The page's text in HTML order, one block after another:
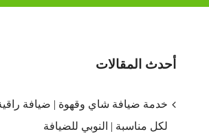
أحدث المقالات
خدمة ضيافة شاي وقهوة | ضيافة
لكل مناسبة | النوبي للضيافة